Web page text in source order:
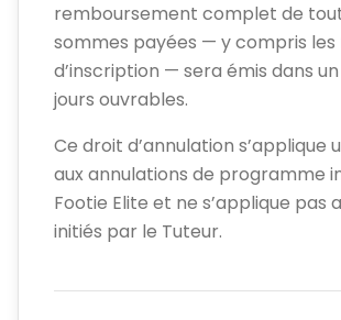
remboursement complet de
sommes payées — y compris les
d’inscription — sera émis dans un
jours ouvrables.
Ce droit d’annulation s’applique
aux annulations de programme
Footie Elite et ne s’applique pas
initiés par le Tuteur.